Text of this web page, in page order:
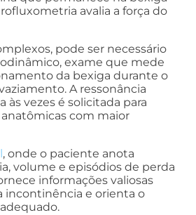
avalia a força do
pode ser necessário
exame que mede
da bexiga durante o
A ressonância
às vezes é solicitada para
com maior
, onde o paciente anota
volume e episódios de perda
informações valiosas
incontinência e orienta o